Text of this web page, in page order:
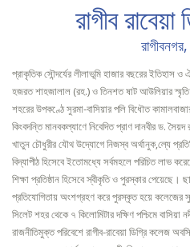
রাগীব
প্রাকৃতিক সৌন্দর্যের লীলাভূমি হাজার বছরের ইতিহাস
হজরত শাহজালাল (রহ.) ও তিনশত ষাট আউলিয়ার স্মৃতি
শহরের উপকণ্ঠে সুরমা-বাসিয়ার পলি বিধৌত
কিংবদন্তি মানবকল্যাণে নিবেদিত প্রাণ দানবীর ড.
খাতুন চৌধুরীর যৌথ উদ্যোগে নিজস্ব অর্থানুক‚ল্যে
বিদ্যাপীঠ হিসেবে ইতোমধ্যে সর্বমহলে পরিচিত লাভ
শিক্ষা প্রতিষ্ঠান হিসেবে স্বীকৃতি ও পুরস্কার পেয়েছে।
প্রতিযোগিতায় অংশগ্রহণ করে পুরস্কৃত হয়ে কলেজের
সিলেট শহর থেকে ৭ কিলোমিটার দক্ষিণ পশ্চিমে বাসিয়া
রাজনীতিমুক্ত পরিবেশে রাগীব-রাবেয়া ডিগ্রি